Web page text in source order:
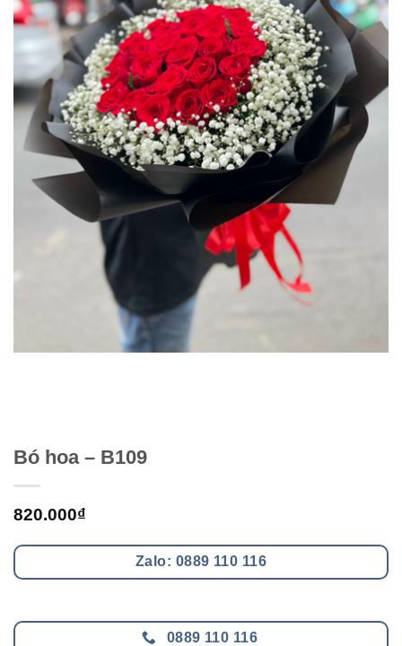
Bó hoa – B109
820.000₫
Zalo: 0889 110 116
0889 110 116